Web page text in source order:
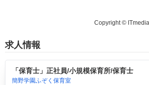
Copyright ©
求人情報
「保育士」正社員/小規模保育所/保育士
簡野学園ふぞく保育室